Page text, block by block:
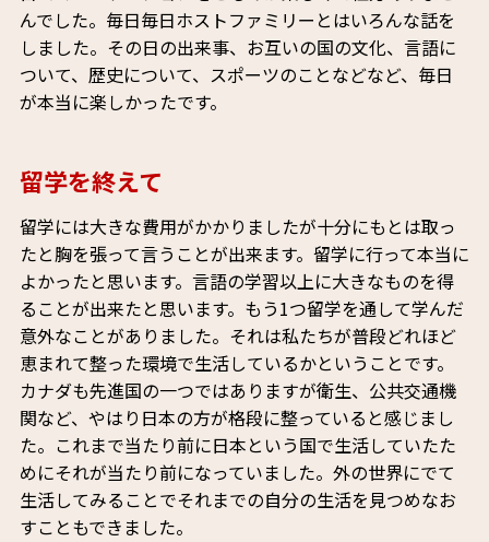
んでした。毎日毎日ホストファミリーとはいろんな話を
しました。その日の出来事、お互いの国の文化、言語に
ついて、歴史について、スポーツのことなどなど、毎日
が本当に楽しかったです。
留学を終えて
留学には大きな費用がかかりましたが十分にもとは取っ
たと胸を張って言うことが出来ます。留学に行って本当に
よかったと思います。言語の学習以上に大きなものを得
ることが出来たと思います。もう1つ留学を通して学んだ
意外なことがありました。それは私たちが普段どれほど
恵まれて整った環境で生活しているかということです。
カナダも先進国の一つではありますが衛生、公共交通機
関など、やはり日本の方が格段に整っていると感じまし
た。これまで当たり前に日本という国で生活していたた
めにそれが当たり前になっていました。外の世界にでて
生活してみることでそれまでの自分の生活を見つめなお
すこともできました。